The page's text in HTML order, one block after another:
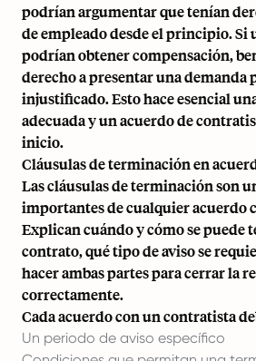
podrían argumentar que tenían
de empleado desde el principio. Si
podrían obtener compensación,
derecho a presentar una demanda
injustificado. Esto hace esencial
adecuada y un acuerdo de
inicio.
Cláusulas de terminación en
Las cláusulas de terminación son
importantes de cualquier acuerdo
Explican cuándo y cómo se puede
contrato, qué tipo de aviso se
hacer ambas partes para cerrar la
correctamente.
Cada acuerdo con un contratista
Un periodo de aviso específico